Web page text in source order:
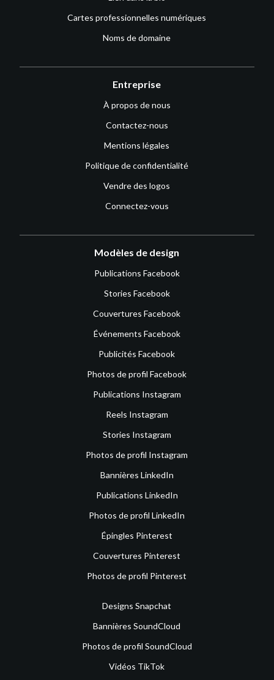
Cartes professionnelles numériques
Noms de domaine
Entreprise
À propos de nous
Contactez-nous
Mentions légales
Politique de confidentialité
Vendre des logos
Connectez-vous
Modèles de design
Publications Facebook
Stories Facebook
Couvertures Facebook
Événements Facebook
Publicités Facebook
Photos de profil Facebook
Publications Instagram
Reels Instagram
Stories Instagram
Photos de profil Instagram
Bannières LinkedIn
Publications LinkedIn
Photos de profil LinkedIn
Épingles Pinterest
Couvertures Pinterest
Photos de profil Pinterest
Designs Snapchat
Bannières SoundCloud
Photos de profil SoundCloud
Vidéos TikTok